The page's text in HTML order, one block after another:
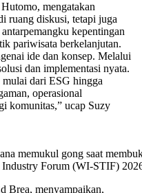
mengatakan
ruang diskusi, tetapi juga
kepentingan
pariwisata berkelanjutan.
ide dan konsep. Melalui
dan implementasi nyata.
dari ESG hingga
operasional
komunitas,” ucap Suzy
memukul gong saat
Industry Forum (WI-STIF)
Brea, menyampaikan,